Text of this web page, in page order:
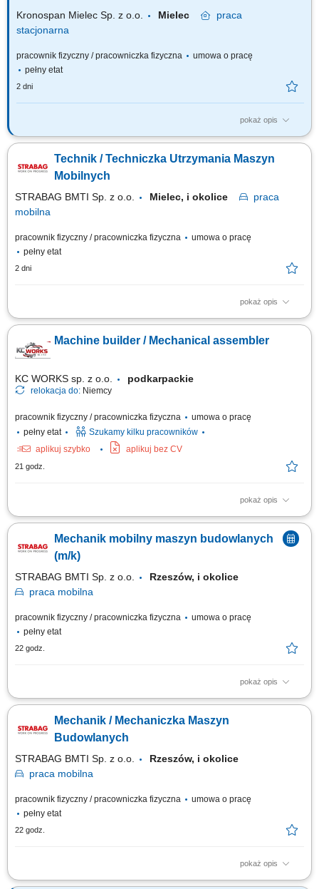
Kronospan Mielec Sp. z o.o. Mielec
praca
stacjonarna
pracownik fizyczny / pracowniczka fizyczna
umowa o pracę
pełny etat
2 dni
pokaż opis
Twój zakres obowiązków: wykonywanie bieżących napraw i przeglądów
mechanicznych, realizacja prac konserwacyjnych i remontowych,
wymiana elementów maszyn, współpraca z zespołem utrzymania ruchu
Technik / Techniczka Utrzymania Maszyn
Mobilnych
STRABAG BMTI Sp. z o.o. Mielec, i okolice
praca
mobilna
pracownik fizyczny / pracowniczka fizyczna
umowa o pracę
pełny etat
2 dni
pokaż opis
Opis stanowiska przeprowadzanie napraw oraz serwisów koparek,
konserwacja urządzeń pomocniczych takich jak zagęszczarki i piły,
wykonywanie przeglądów technicznych oraz działań modernizacyjnych,
Machine builder / Mechanical assembler
KC WORKS sp. z o.o. podkarpackie
relokacja do: Niemcy
pracownik fizyczny / pracowniczka fizyczna
umowa o pracę
pełny etat
Szukamy kilku pracowników
aplikuj szybko
aplikuj bez CV
21 godz.
pokaż opis
The work will be carried out at our production and assembly location in
mechanical components; Installation of machine parts according to
technical drawings; Mechanical fitting and assembly work; Assembly of
Mechanik mobilny maszyn budowlanych
(m/k)
STRABAG BMTI Sp. z o.o.
Rzeszów, i okolice
praca mobilna
pracownik fizyczny / pracowniczka fizyczna
umowa o pracę
pełny etat
22 godz.
pokaż opis
Twoja rola w STRABAG wykonywanie napraw i serwisów maszyn
wykonywanie napraw i serwisów drobnego sprzętu (m.in. zagęszczarki,
piły) prace modernizacyjne i konserwacyjne; dokonywanie przeglądów
Mechanik / Mechaniczka Maszyn
Budowlanych
STRABAG BMTI Sp. z o.o.
Rzeszów, i okolice
praca mobilna
pracownik fizyczny / pracowniczka fizyczna
umowa o pracę
pełny etat
22 godz.
pokaż opis
Opis stanowiska wykonywanie napraw i serwisowanie maszyn